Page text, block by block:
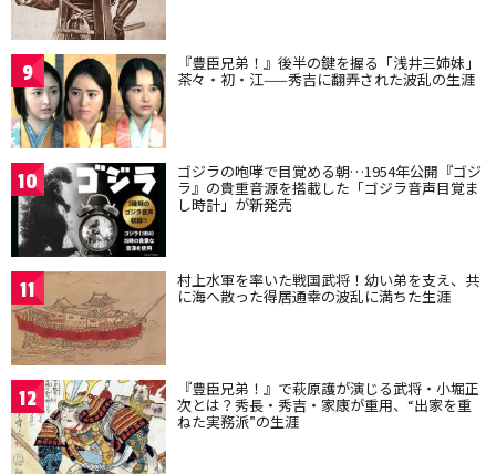
9 『豊臣兄弟！』後半の鍵を握る「浅井三姉妹」
茶々・初・江——秀吉に翻弄された波乱の生涯
10 ゴジラの咆哮で目覚める朝…1954年公開『ゴジ
ラ』の貴重音源を搭載した「ゴジラ音声目覚ま
し時計」が新発売
11 村上水軍を率いた戦国武将！幼い弟を支え、共
に海へ散った得居通幸の波乱に満ちた生涯
12 『豊臣兄弟！』で萩原護が演じる武将・小堀正
次とは？秀長・秀吉・家康が重用、“出家を重
ねた実務派”の生涯